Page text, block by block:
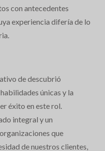
con antecedentes
experiencia difería de lo
de descubrió
únicas y la
éxito en este rol.
integral y un
que
de nuestros clientes,